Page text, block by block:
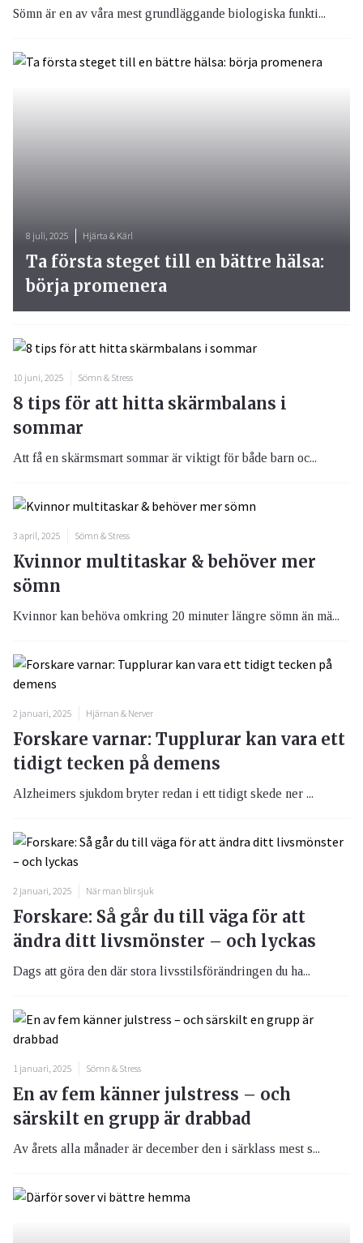
Sömn är en av våra mest grundläggande biologiska funkti...
8 juli, 2025 Hjärta & Kärl
Ta första steget till en bättre hälsa:
börja promenera
10 juni, 2025 Sömn & Stress
8 tips för att hitta skärmbalans i
sommar
Att få en skärmsmart sommar är viktigt för både barn oc...
3 april, 2025 Sömn & Stress
Kvinnor multitaskar & behöver mer
sömn
Kvinnor kan behöva omkring 20 minuter längre sömn än mä...
2 januari, 2025 Hjärnan & Nerver
Forskare varnar: Tupplurar kan vara ett
tidigt tecken på demens
Alzheimers sjukdom bryter redan i ett tidigt skede ner ...
2 januari, 2025 När man blir sjuk
Forskare: Så går du till väga för att
ändra ditt livsmönster – och lyckas
Dags att göra den där stora livsstilsförändringen du ha...
1 januari, 2025 Sömn & Stress
En av fem känner julstress – och
särskilt en grupp är drabbad
Av årets alla månader är december den i särklass mest s...